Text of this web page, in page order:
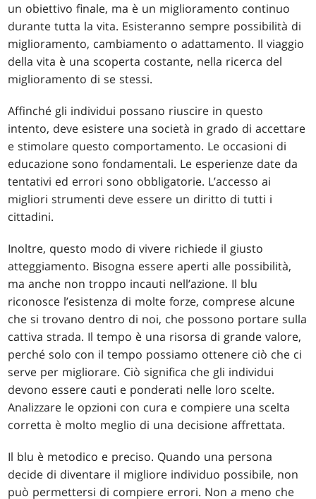
un obiettivo finale, ma è un miglioramento continuo
durante tutta la vita. Esisteranno sempre possibilità di
miglioramento, cambiamento o adattamento. Il viaggio
della vita è una scoperta costante, nella ricerca del
miglioramento di se stessi.
Affinché gli individui possano riuscire in questo
intento, deve esistere una società in grado di accettare
e stimolare questo comportamento. Le occasioni di
educazione sono fondamentali. Le esperienze date da
tentativi ed errori sono obbligatorie. L’accesso ai
migliori strumenti deve essere un diritto di tutti i
cittadini.
Inoltre, questo modo di vivere richiede il giusto
atteggiamento. Bisogna essere aperti alle possibilità,
ma anche non troppo incauti nell’azione. Il blu
riconosce l’esistenza di molte forze, comprese alcune
che si trovano dentro di noi, che possono portare sulla
cattiva strada. Il tempo è una risorsa di grande valore,
perché solo con il tempo possiamo ottenere ciò che ci
serve per migliorare. Ciò significa che gli individui
devono essere cauti e ponderati nelle loro scelte.
Analizzare le opzioni con cura e compiere una scelta
corretta è molto meglio di una decisione affrettata.
Il blu è metodico e preciso. Quando una persona
decide di diventare il migliore individuo possibile, non
può permettersi di compiere errori. Non a meno che